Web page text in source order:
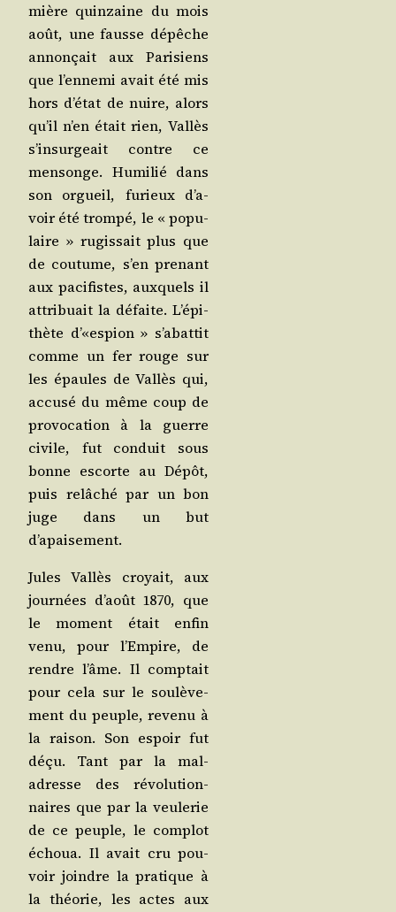
mière quin­zaine du mois
août, une fausse dépêche
annon­çait aux Pari­siens
que l’en­ne­mi avait été mis
hors d’é­tat de nuire, alors
qu’il n’en était rien, Val­lès
s’in­sur­geait contre ce
men­songe. Humi­lié dans
son orgueil, furieux d’a­
voir été trom­pé, le « popu­
laire » rugis­sait plus que
de cou­tume, s’en pre­nant
aux paci­fistes, aux­quels il
attri­buait la défaite. L’é­pi­
thète d’«espion » s’a­bat­tit
comme un fer rouge sur
les épaules de Val­lès qui,
accu­sé du même coup de
pro­vo­ca­tion à la guerre
civile, fut conduit sous
bonne escorte au Dépôt,
puis relâ­ché par un bon
juge dans un but
d’apaisement.
Jules Val­lès croyait, aux
jour­nées d’août 1870, que
le moment était enfin
venu, pour l’Em­pire, de
rendre l’âme. Il comp­tait
pour cela sur le sou­lè­ve­
ment du peuple, reve­nu à
la rai­son. Son espoir fut
déçu. Tant par la mal­
adresse des révo­lu­tion­
naires que par la veu­le­rie
de ce peuple, le com­plot
échoua. Il avait cru pou­
voir joindre la pra­tique à
la théo­rie, les actes aux